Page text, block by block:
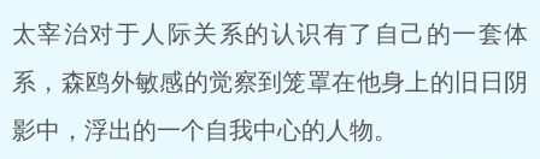
太宰治对于人际关系的认识有了自己的一套体
系，森鸥外敏感的觉察到笼罩在他身上的旧日阴
影中，浮出的一个自我中心的人物。